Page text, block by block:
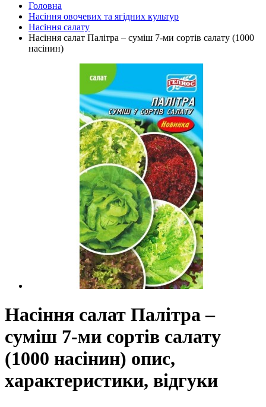
Головна
Насіння овочевих та ягідних культур
Насіння салату
Насіння салат Палітра – суміш 7-ми сортів салату (1000
насінин)
Насіння салат Палітра –
суміш 7-ми сортів салату
(1000 насінин) опис,
характеристики, відгуки